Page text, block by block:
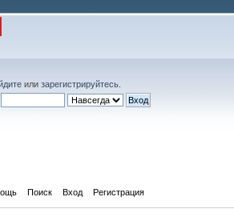
или зарегистрируйтесь
Поиск Вход Регистрация